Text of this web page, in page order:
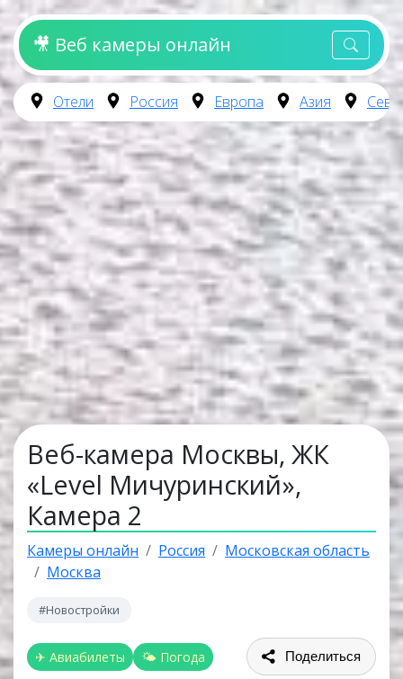
🎥 Веб камеры онлайн
Отели Россия Европа Азия
Веб-камера Москвы, ЖК
«Level Мичуринский»,
Камера 2
Камеры онлайн Россия
Московская область
Москва
#Новостройки
✈ Авиабилеты 🌤 Погода Поделиться